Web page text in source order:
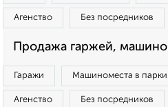
Агенство Без посредников
Продажа гаржей,
Гаражи Машиноместа в
Агенство Без посредников